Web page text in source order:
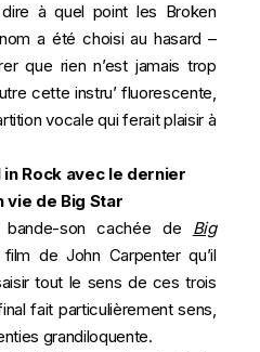
à quel point les Broken
a été choisi au hasard –
que rien n’est jamais trop
cette instru’ fluorescente,
vocale qui ferait plaisir à
Rock avec le dernier
vie de Big Star
bande-son cachée de Big
de John Carpenter qu’il
tout le sens de ces trois
fait particulièrement sens,
grandiloquente.